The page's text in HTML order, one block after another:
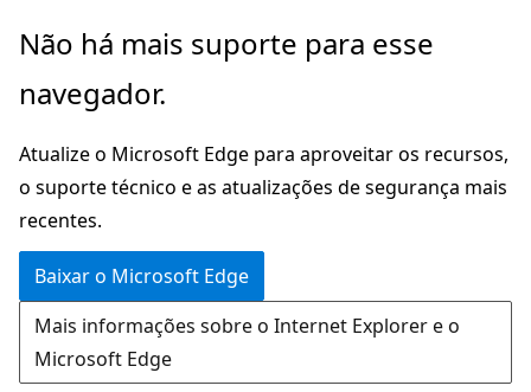
Pular
o
principal
Não há mais suporte para esse
navegador.
Atualize o Microsoft Edge para aproveitar os recursos,
o suporte técnico e as atualizações de segurança mais
recentes.
Baixar o Microsoft Edge
Mais informações sobre o Internet Explorer e o
Microsoft Edge